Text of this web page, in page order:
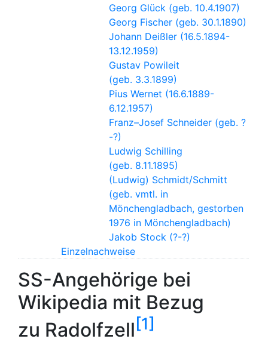
Georg Glück (geb. 10.4.1907)
Georg Fischer (geb. 30.1.1890)
Johann Deißler (16.5.1894-
13.12.1959)
Gustav Powileit
(geb. 3.3.1899)
Pius Wernet (16.6.1889-
6.12.1957)
Franz–Josef Schneider (geb. ?
-?)
Ludwig Schilling
(geb. 8.11.1895)
(Ludwig) Schmidt/Schmitt
(geb. vmtl. in
Mönchengladbach, gestorben
1976 in Mönchengladbach)
Jakob Stock (?-?)
Einzelnachweise
SS-Angehörige bei
Wikipedia mit Bezug
zu Radolfzell 1